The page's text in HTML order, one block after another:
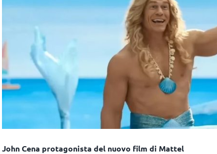
John Cena protagonista del nuovo film di Mattel